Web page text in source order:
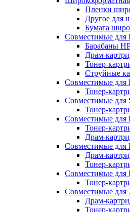
Пленки
Другое для
Бумага
Совместимые для
Барабаны
Драм-
Тонер-
Струйные
Совместимые для
Тонер-
Совместимые для
Тонер-
Совместимые для
Тонер-
Драм-
Совместимые для
Драм-
Тонер-
Совместимые для
Тонер-
Совместимые для
Драм-
Тонер-